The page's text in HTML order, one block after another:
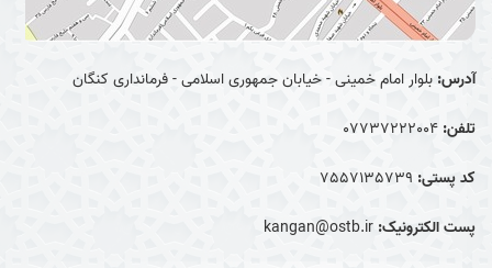
آدرس: بلوار امام خمینی - خیابان جمهوری اسلامی - فرمانداری کنگان
تلفن: 07737222004
کد پستی: 7557135739
پست الکترونیک: kangan@ostb.ir